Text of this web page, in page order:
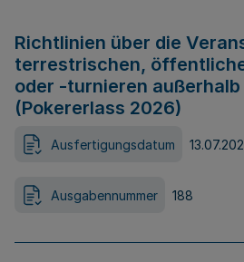
Richtlinien über die
terrestrischen,
oder -turnieren
(Pokererlass 2026)
Ausfertigungsdatum
Ausgabennummer 188